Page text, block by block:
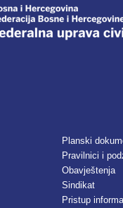
Planski
Pravilnici i
Obavještenja
Sindikat
Pristup